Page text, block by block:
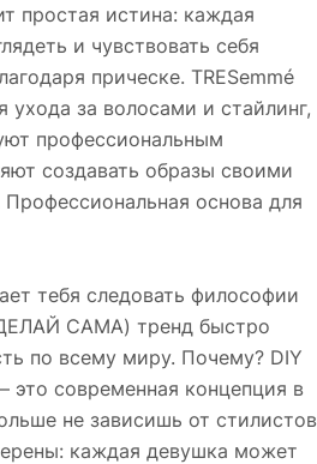
простая истина: каждая
и чувствовать себя
прическе. TRESemmé
ухода за волосами и стайлинг,
профессиональным
создавать образы своими
Профессиональная основа для
тебя следовать философии
САМА) тренд быстро
по всему миру. Почему? DIY
современная концепция в
не зависишь от стилистов
каждая девушка может